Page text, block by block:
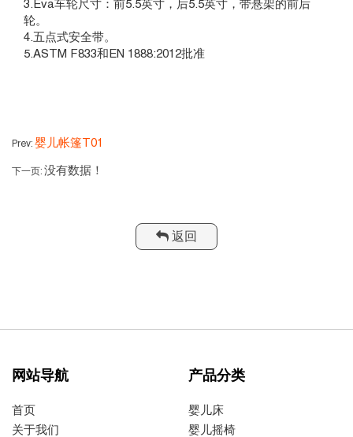
3.Eva车轮尺寸：前5.5英寸，后5.5英寸，带悬架的前后
轮。
4.五点式安全带。
5.ASTM F833和EN 1888:2012批准
Prev: 婴儿帐篷T01
下一页: 没有数据！
返回
网站导航
首页
关于我们
产品分类
婴儿床
婴儿摇椅